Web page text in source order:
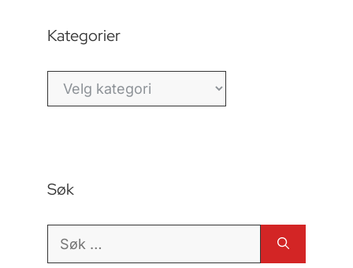
Kategorier
Kategorier
Søk
Søk